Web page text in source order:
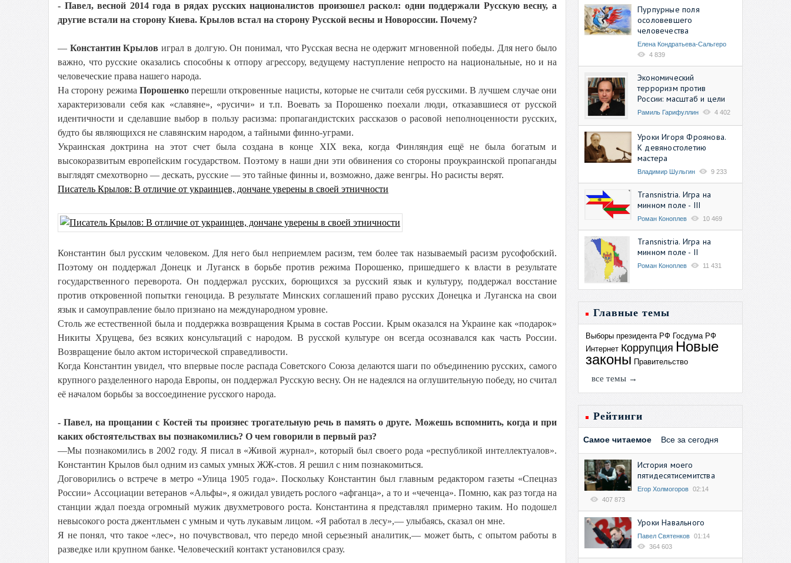
- Павел, весной 2014 года в рядах русских националистов произошел раскол: одни поддержали Русскую весну, а
другие встали на сторону Киева. Крылов встал на сторону Русской весны и Новороссии. Почему?
— Константин Крыловиграл в долгую. Он понимал, что Русская весна не одержит мгновенной победы. Для него было
важно, что русские оказались способны к отпору агрессору, ведущему наступление непросто на национальные, но и на
человеческие права нашего народа.
На сторону режима Порошенкоперешли откровенные нацисты, которые не считали себя русскими. В лучшем случае они
характеризовали себя как «славяне», «русичи» и т.п. Воевать за Порошенко поехали люди, отказавшиеся от русской
идентичности и сделавшие выбор в пользу расизма: пропагандистских рассказов о расовой неполноценности русских,
будто бы являющихся не славянским народом, а тайными финно-уграми.
Украинская доктрина на этот счет была создана в конце XIX века, когда Финляндия ещё не была богатым и
высокоразвитым европейским государством. Поэтому в наши дни эти обвинения со стороны проукраинской пропаганды
выглядят смехотворно — дескать, русские — это тайные финны и, возможно, даже венгры. Но расисты верят.
Писатель Крылов: В отличие от украинцев, дончане уверены в своей этничности
Константин был русским человеком. Для него был неприемлем расизм, тем более так называемый расизм русофобский.
Поэтому он поддержал Донецк и Луганск в борьбе против режима Порошенко, пришедшего к власти в результате
государственного переворота. Он поддержал русских, борющихся за русский язык и культуру, поддержал восстание
против откровенной попытки геноцида. В результате Минских соглашений право русских Донецка и Луганска на свои
язык и самоуправление было признано на международном уровне.
Столь же естественной была и поддержка возвращения Крыма в состав России. Крым оказался на Украине как «подарок»
Никиты Хрущева, без всяких консультаций с народом. В русской культуре он всегда осознавался как часть России.
Возвращение было актом исторической справедливости.
Когда Константин увидел, что впервые после распада Советского Союза делаются шаги по объединению русских, самого
крупного разделенного народа Европы, он поддержал Русскую весну. Он не надеялся на оглушительную победу, но считал
её началом борьбы за воссоединение русского народа.
- Павел, на прощании с Костей ты произнес трогательную речь в память о друге. Можешь вспомнить, когда и при
каких обстоятельствах вы познакомились? О чем говорили в первый раз?
—Мы познакомились в 2002 году. Я писал в «Живой журнал», который был своего рода «республикой интеллектуалов».
Константин Крылов был одним из самых умных ЖЖ-стов. Я решил с ним познакомиться.
Договорились о встрече в метро «Улица 1905 года». Поскольку Константин был главным редактором газеты «Спецназ
России» Ассоциации ветеранов «Альфы», я ожидал увидеть рослого «афганца», а то и «чеченца». Помню, как раз тогда на
станции ждал поезда огромный мужик двухметрового роста. Константина я представлял примерно таким. Но подошел
невысокого роста джентльмен с умным и чуть лукавым лицом. «Я работал в лесу»,— улыбаясь, сказал он мне.
Я не понял, что такое «лес», но почувствовал, что передо мной серьезный аналитик,— может быть, с опытом работы в
разведке или крупном банке. Человеческий контакт установился сразу.
Пурпурные поля
осоловевшего
человечества
Елена Кондратьева-Сальгеро
4 839
Экономический
терроризм против
России: масштаб и цели
Рамиль Гарифуллин 4 402
Уроки Игоря Фроянова.
К девяностолетию
мастера
Владимир Шульгин 9 233
Transnistria. Игра на
минном поле - III
Роман Коноплев 10 469
Transnistria. Игра на
минном поле - II
Роман Коноплев 11 431
Главные темы
Выборы президента РФ Госдума РФ
Интернет Коррупция Новые
законы Правительство
все темы →
Рейтинги
Самое читаемое Все за сегодня
История моего
пятидесятисемитства
Егор Холмогоров 02:14
407 873
Уроки Навального
Павел Святенков 01:14
364 603